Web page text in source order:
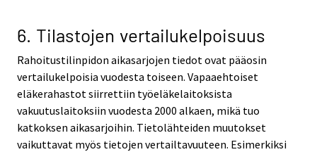
6. Tilastojen vertailukelpoisuus
Rahoitustilinpidon aikasarjojen tiedot ovat pääosin
vertailukelpoisia vuodesta toiseen. Vapaaehtoiset
eläkerahastot siirrettiin työeläkelaitoksista
vakuutuslaitoksiin vuodesta 2000 alkaen, mikä tuo
katkoksen aikasarjoihin. Tietolähteiden muutokset
vaikuttavat myös tietojen vertailtavuuteen. Esimerkiksi